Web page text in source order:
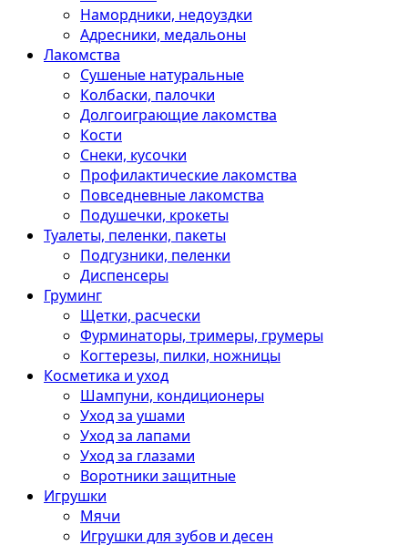
Намордники, недоуздки
Адресники, медальоны
Лакомства
Сушеные натуральные
Колбаски, палочки
Долгоиграющие лакомства
Кости
Снеки, кусочки
Профилактические лакомства
Повседневные лакомства
Подушечки, крокеты
Туалеты, пеленки, пакеты
Подгузники, пеленки
Диспенсеры
Груминг
Щетки, расчески
Фурминаторы, тримеры, грумеры
Когтерезы, пилки, ножницы
Косметика и уход
Шампуни, кондиционеры
Уход за ушами
Уход за лапами
Уход за глазами
Воротники защитные
Игрушки
Мячи
Игрушки для зубов и десен